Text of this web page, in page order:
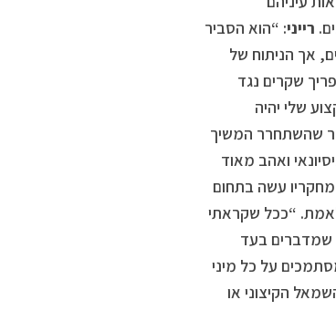
רייני: “הוא הסביר
אך הניתוח של
שקרים נגד
שלי יהיה
שהשתחרר המשיך
ואהב מאוד
עשה בתחום
ולהגיע לאמת. “ככל שקראתי
שמדברים בעד
על כל מיני
הקיצוני או